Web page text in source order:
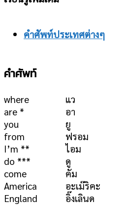
คำศัพท์ประเทศต่างๆ
คำศัพท์
where แว
are *
อา
you
ยู
from
ฟรอม
I’m **
ไอม
do ***
ดู
come
คัม
America
อะเม๊ริคะ
England
อิ๊งเลินด